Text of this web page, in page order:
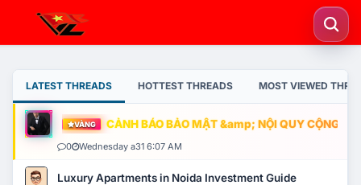
LATEST THREADS HOTTEST THREADS MOST VIEWED
VÀNG CẢNH BÁO BẢO MẬT &amp; NỘI QUY CỘNG
0 Wednesday a31 6:07 AM
Luxury Apartments in Noida Investment Guide